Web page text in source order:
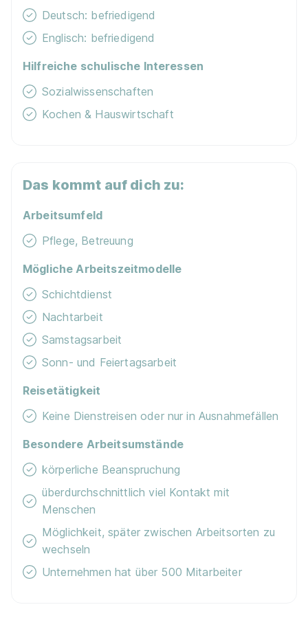
Deutsch: befriedigend
Englisch: befriedigend
Hilfreiche schulische Interessen
Sozialwissenschaften
Kochen & Hauswirtschaft
Das kommt auf dich zu:
Arbeitsumfeld
Pflege, Betreuung
Mögliche Arbeitszeitmodelle
Schichtdienst
Nachtarbeit
Samstagsarbeit
Sonn- und Feiertagsarbeit
Reisetätigkeit
Keine Dienstreisen oder nur in Ausnahmefällen
Besondere Arbeitsumstände
körperliche Beanspruchung
überdurchschnittlich viel Kontakt mit
Menschen
Möglichkeit, später zwischen Arbeitsorten zu
wechseln
Unternehmen hat über 500 Mitarbeiter